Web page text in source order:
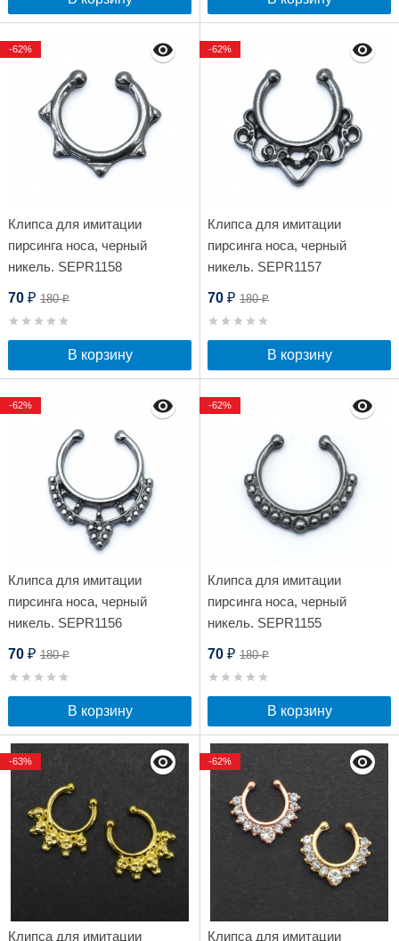
Клипса для имитации
пирсинга носа, черный
никель. SEPR1158
70 ₽ 180₽
В корзину
-62%
Клипса для имитации
пирсинга носа, черный
никель. SEPR1157
70 ₽ 180₽
В корзину
-62%
Клипса для имитации
пирсинга носа, черный
никель. SEPR1156
70 ₽ 180₽
В корзину
-62%
Клипса для имитации
пирсинга носа, черный
никель. SEPR1155
70 ₽ 180₽
В корзину
-62%
Клипса для имитации
-63%
Клипса для имитации
-62%